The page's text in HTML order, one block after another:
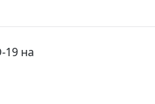
19 на